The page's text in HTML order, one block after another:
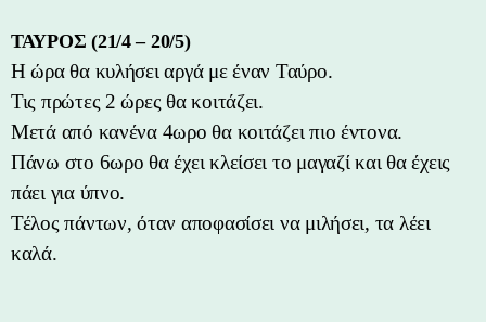
ΤΑΥΡΟΣ (21/4 – 20/5)
Η ώρα θα κυλήσει αργά με έναν Ταύρο.
Τις πρώτες 2 ώρες θα κοιτάζει.
Μετά από κανένα 4ωρο θα κοιτάζει πιο έντονα.
Πάνω στο 6ωρο θα έχει κλείσει το μαγαζί και θα έχεις
πάει για ύπνο.
Τέλος πάντων, όταν αποφασίσει να μιλήσει, τα λέει
καλά.